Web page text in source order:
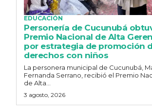
EDUCACIÓN
Personería de Cucunubá
Premio Nacional de Alta
por estrategia de promoción
derechos con niños
La personera municipal de Cucunubá,
Fernanda Serrano, recibió el Premio
de Alta...
3 agosto, 2026